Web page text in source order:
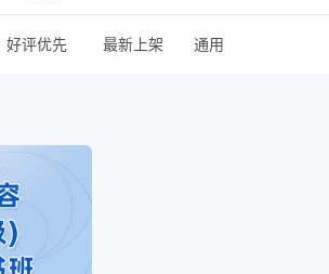
音频课 专题直播 在线训练营
好评优先 最新上架 通用